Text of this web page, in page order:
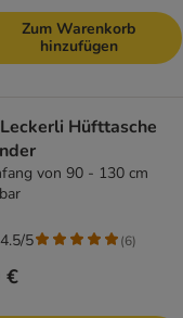
Zum Warenkorb
hinzufügen
Hüfttasche
von 90 - 130 cm
€
5 (6)